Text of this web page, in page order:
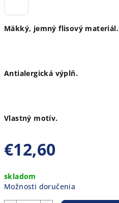
Mäkký, jemný flisový materiál.
Antialergická výplň.
Vlastný motív.
€12,60
cena:
skladom
Možnosti doručenia